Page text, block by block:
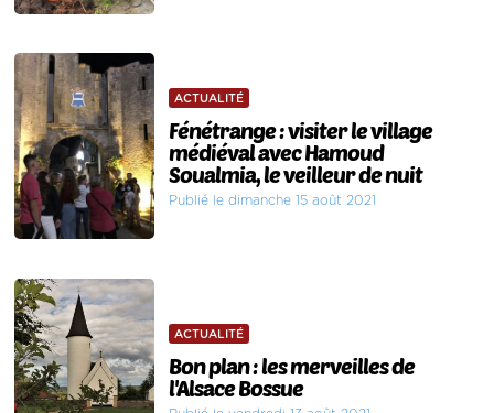
ACTUALITÉ
Fénétrange : visiter le village
médiéval avec Hamoud
Soualmia, le veilleur de nuit
Publié le dimanche 15 août 2021
ACTUALITÉ
Bon plan : les merveilles de
l'Alsace Bossue